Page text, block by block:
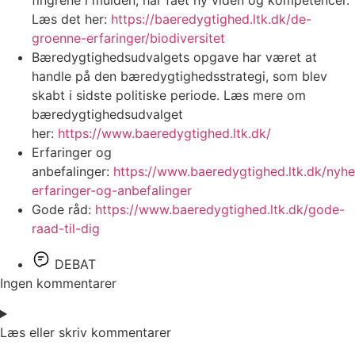
Læs det her: https://baeredygtighed.ltk.dk/de-
groenne-erfaringer/biodiversitet
Bæredygtighedsudvalgets opgave har været at
handle på den bæredygtighedsstrategi, som blev
skabt i sidste politiske periode. Læs mere om
bæredygtighedsudvalget
her: https://www.baeredygtighed.ltk.dk/
Erfaringer og
anbefalinger: https://www.baeredygtighed.ltk.dk/
erfaringer-og-anbefalinger
Gode råd: https://www.baeredygtighed.ltk.dk/gode-
raad-til-dig
DEBAT
Ingen kommentarer
Læs eller skriv kommentarer